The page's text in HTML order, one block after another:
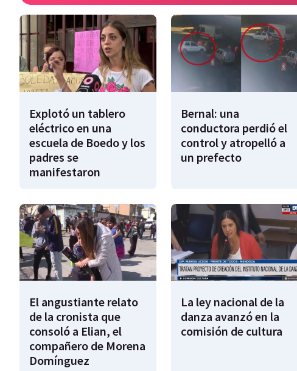
Explotó un tablero
eléctrico en una
escuela de Boedo y los
padres se
manifestaron
Bernal: una
conductora perdió el
control y atropelló a
un prefecto
El angustiante relato
de la cronista que
consoló a Elian, el
compañero de Morena
Domínguez
La ley nacional de la
danza avanzó en la
comisión de cultura